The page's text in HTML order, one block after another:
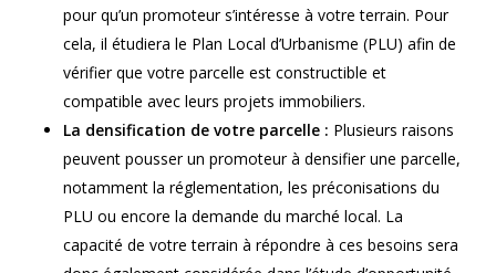
pour qu’un promoteur s’intéresse à votre terrain. Pour
cela, il étudiera le Plan Local d’Urbanisme (PLU) afin de
vérifier que votre parcelle est constructible et
compatible avec leurs projets immobiliers.
La densification de votre parcelle : Plusieurs raisons
peuvent pousser un promoteur à densifier une parcelle,
notamment la réglementation, les préconisations du
PLU ou encore la demande du marché local. La
capacité de votre terrain à répondre à ces besoins sera